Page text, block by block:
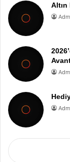
Altın